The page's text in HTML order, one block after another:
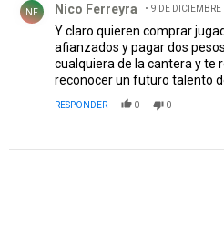
NF Nico Ferreyra 9 DE DICIEMBRE
Y claro quieren comprar
afianzados y pagar dos
cualquiera de la cantera y te
reconocer un futuro talento
RESPONDER 0 0